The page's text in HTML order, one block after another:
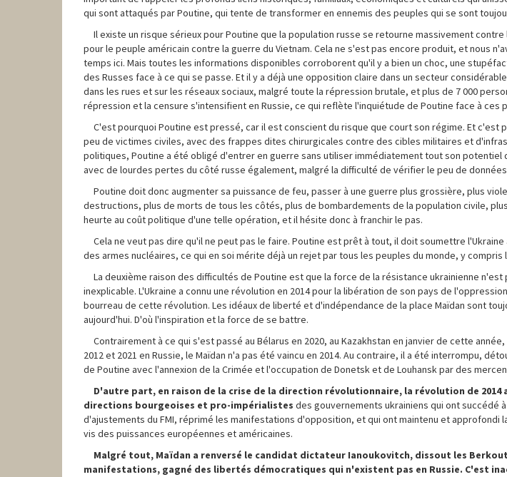
qui sont attaqués par Poutine, qui tente de transformer en ennemis des peuples qui se sont
Il existe un risque sérieux pour Poutine que la population russe se retourne massivement
pour le peuple américain contre la guerre du Vietnam. Cela ne s'est pas encore produit, et nous
temps ici. Mais toutes les informations disponibles corroborent qu'il y a bien un choc, une
des Russes face à ce qui se passe. Et il y a déjà une opposition claire dans un secteur
dans les rues et sur les réseaux sociaux, malgré toute la répression brutale, et plus de 7 000
répression et la censure s'intensifient en Russie, ce qui reflète l'inquiétude de Poutine face à ces
C'est pourquoi Poutine est pressé, car il est conscient du risque que court son régime. Et c'est
peu de victimes civiles, avec des frappes dites chirurgicales contre des cibles militaires et
politiques, Poutine a été obligé d'entrer en guerre sans utiliser immédiatement tout son potentiel
avec de lourdes pertes du côté russe également, malgré la difficulté de vérifier le peu de
Poutine doit donc augmenter sa puissance de feu, passer à une guerre plus grossière, plus
destructions, plus de morts de tous les côtés, plus de bombardements de la population civile,
heurte au coût politique d'une telle opération, et il hésite donc à franchir le pas.
Cela ne veut pas dire qu'il ne peut pas le faire. Poutine est prêt à tout, il doit soumettre
des armes nucléaires, ce qui en soi mérite déjà un rejet par tous les peuples du monde, y compris
La deuxième raison des difficultés de Poutine est que la force de la résistance ukrainienne n'est
inexplicable. L'Ukraine a connu une révolution en 2014 pour la libération de son pays de
bourreau de cette révolution. Les idéaux de liberté et d'indépendance de la place Maïdan sont
aujourd'hui. D'où l'inspiration et la force de se battre.
Contrairement à ce qui s'est passé au Bélarus en 2020, au Kazakhstan en janvier de cette
2012 et 2021 en Russie, le Maïdan n'a pas été vaincu en 2014. Au contraire, il a été interrompu,
de Poutine avec l'annexion de la Crimée et l'occupation de Donetsk et de Louhansk par des
D'autre part, en raison de la crise de la direction révolutionnaire, la révolution de 2014
directions bourgeoises et pro-impérialistes des gouvernements ukrainiens qui ont succédé
d'ajustements du FMI, réprimé les manifestations d'opposition, et qui ont maintenu et approfondi
vis des puissances européennes et américaines.
Malgré tout, Maïdan a renversé le candidat dictateur Ianoukovitch, dissout les
manifestations, gagné des libertés démocratiques qui n'existent pas en Russie. C'est